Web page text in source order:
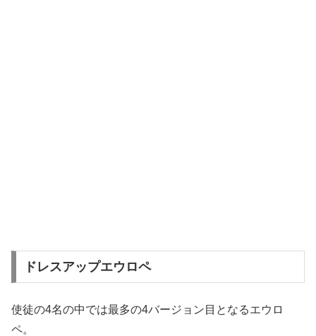
ドレスアップエウロペ
使徒の4名の中では最多の4バージョン目となるエウロ
ペ。